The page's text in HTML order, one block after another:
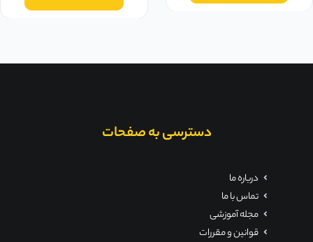
دسترسی به صفحات
درباره ما
تماس با ما
مجله آموزشی
قوانین و مقررات